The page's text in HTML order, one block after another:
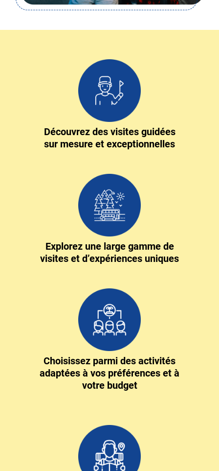
Découvrez des visites guidées
sur mesure et exceptionnelles
Explorez une large gamme de
visites et d’expériences uniques
Choisissez parmi des activités
adaptées à vos préférences et à
votre budget